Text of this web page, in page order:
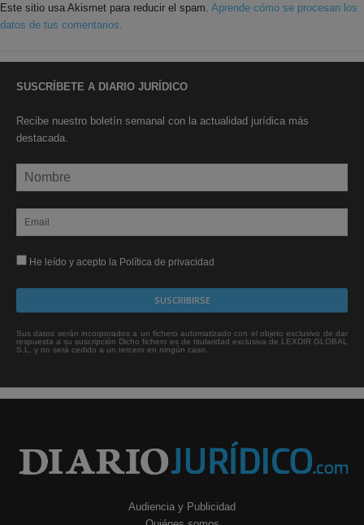
Este sitio usa Akismet para reducir el spam. Aprende cómo se procesan los
datos de tus comentarios.
SUSCRÍBETE A DIARIO JURÍDICO
Recibe nuestro boletín semanal con la actualidad jurídica más
destacada.
He leído y acepto la Política de privacidad
Sus datos serán incorporados a un fichero automatizado con el objeto exclusivo de dar
respuesta a su suscripción Dicho fichero es de titularidad exclusiva de LEXDIR GLOBAL
S.L. y no será cedido a un tercero en ningún caso.
Audiencia y Publicidad